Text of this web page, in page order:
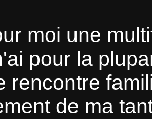
moi une
pour la
rencontre
de ma